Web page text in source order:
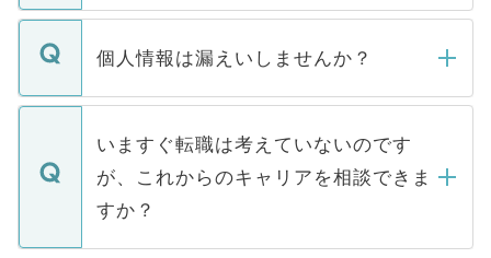
ません。
■応募殺到を避けるため 人気のある医療機
関を公にしてしまうと、応募が殺到する場
に、医療機関が求める条件に合った人材の
みを人材紹介会社に依頼するケースが増え
ています。
転職・入職を強要することは一切ありませ
ん。また、仮に応募先から内定をいただい
定を承諾する必要はありません。内定先へ
の辞退の連絡はキャリアパートナーが行い
ますので、ご安心ください。
個人情報は漏えいしませんか？
個人情報が漏えいすることはありませんの
で、ご安心ください。当サイトからの登録
などで収集したご登録者様の個人情報は、
ご本人のキャリアアップおよび転職活動の
支援を目的に使用いたします。お預かりし
ているすべての個人データはご本人の許可
いますぐ転職は考えていないのです
が、これからのキャリアを相談できま
すか？